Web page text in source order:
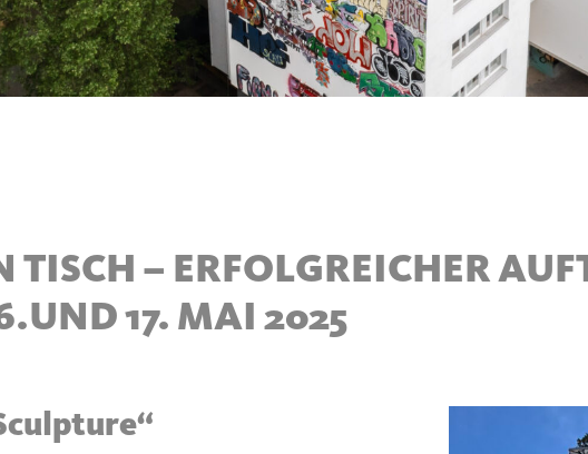
TISCH – ERFOLGREICHER
17. MAI 2025